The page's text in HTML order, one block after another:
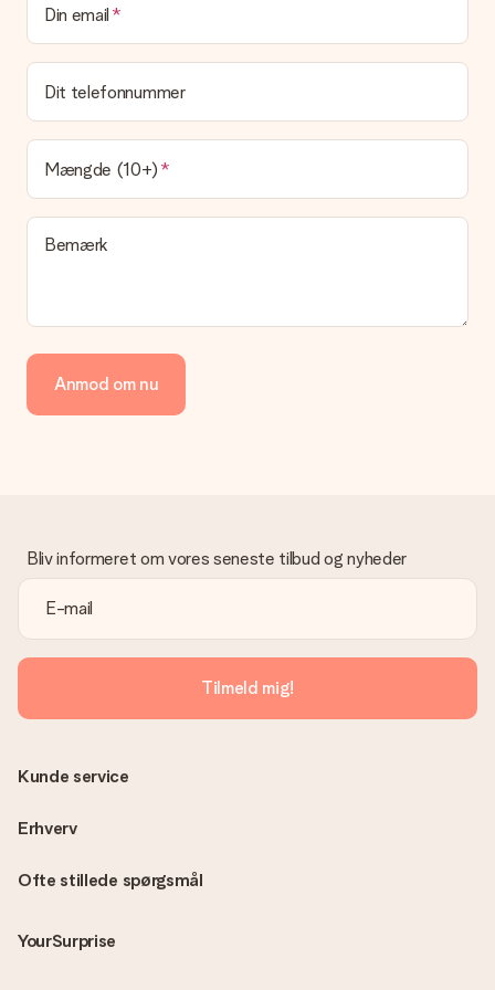
Det er ikke muligt at vælge en bestemt leveringsdato.
Hvad er leveringstiden, og hvornår modtager jeg min
gave?
Leveringstiden findes på gavens produktside. Du kan stole på,
at vores postfirma leverer din gave på denne dag.
Hvilke leveringsmuligheder kan jeg vælge?
I øjeblikket er det ikke (endnu) muligt at vælge en
leveringsindstilling. Den gave, du vil bestille, sendes enten som
en pakke eller som postkasse levering. Vil du gerne vide
hvilken måde din ordre sendes på? Kontakt venligst vores
Vi tilbyder følgende betalingsmetoder: Dankort, Paypal,
kreditkort, faktura via Klarna eller bankoverførsel. I tilfælde af
manuel betaling overførsel, skal du tage højde for en ekstra 3
venligst vores kundeservice, de hjælper gerne med at finde en
passende løsning.
Er fakturaen sendt sammen med ordren?
Ingen faktura sendes med din ordre. Du modtager altid
fakturaen i bekræftelsesemailen, og du kan altid finde den i din
MySurprise-konto. Det betyder at du kan få gaven leveret
direkte til modtageren, hvilket gør det til en sand
overraskelse!
Din email
Dit telefonnummer
Mængde (10+)
Bemærk
Anmod om nu
Bliv informeret om vores seneste tilbud og nyheder
Tilmeld mig!
Ofte stillede spørgsmål
YourSurprise
Kunde service
Erhverv